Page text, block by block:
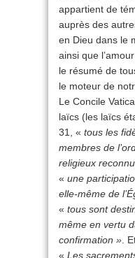
appartient de
auprès des
en Dieu dans le
ainsi que
le résumé de
le moteur de
Le Concile
laïcs (les laïcs
31, « tous les
membres de
religieux
« une
elle-même de
« tous sont
même en vertu
confirmation » .
« Les